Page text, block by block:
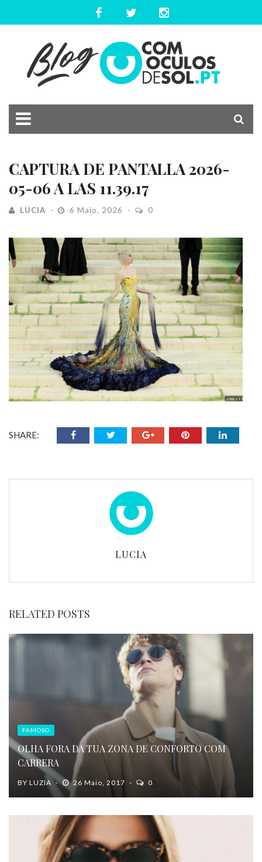
CAPTURA DE PANTALLA 2026-
05-06 A LAS 11.39.17
LUCIA 6 Maio, 2026 0
SHARE:
LUCIA
RELATED POSTS
FAMOSO
OLHA FORA DA TUA ZONA DE CONFORTO COM
CARRERA
BY LUZIA 26 Maio, 2017 0